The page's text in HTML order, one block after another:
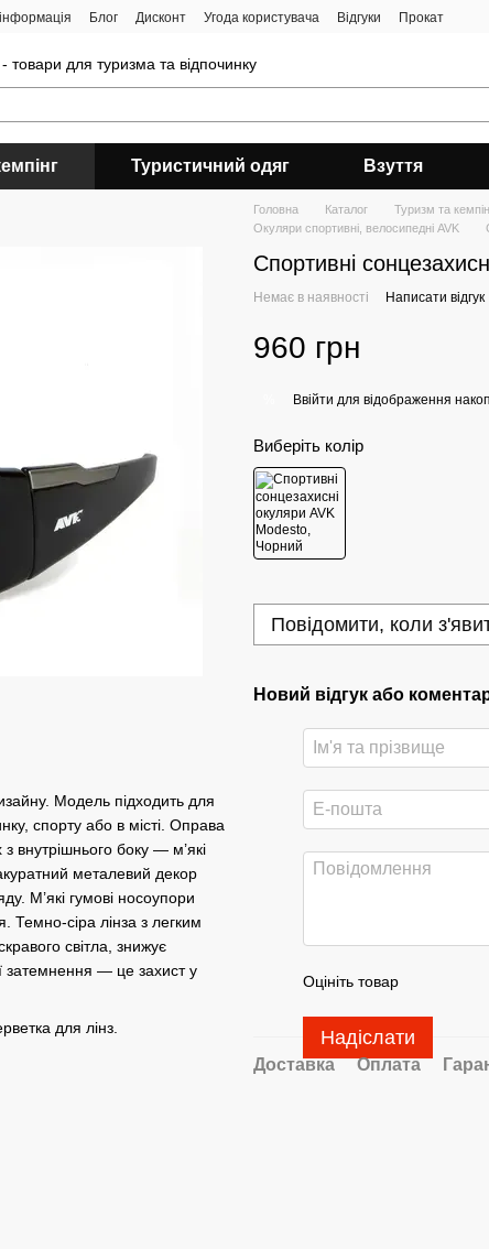
Блог Дисконт Угода користувача Відгуки Прокат
товари для туризма та відпочинку
Туристичний одяг Взуття
Модель підходить для
спорту або в місті. Оправа
внутрішнього боку — м’які
металевий декор
М’які гумові носоупори
сіра лінза з легким
світла, знижує
затемнення — це захист у
для лінз.
Головна Каталог
Туризм та
Окуляри спортивні, велосипедні AVK
Спортивні
Немає в наявності Написати відгук
960 грн
Ввійти для відображення
Виберіть колір
Повідомити, коли
Новий відгук або
Оцініть товар
Надіслати
Доставка Оплата